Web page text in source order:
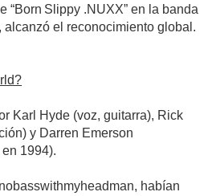
“Born Slippy .NUXX” en la banda
alcanzó el reconocimiento global.
Karl Hyde (voz, guitarra), Rick
y Darren Emerson
1994).
habían